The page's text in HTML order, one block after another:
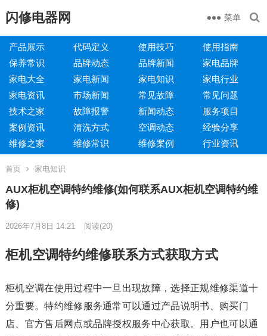
闪修电器网 菜单
产品展示 代码定义 使用技巧
使用指南
保养常识
品牌动态 品牌新闻
家电品牌
家电大全
家电新闻 家电知识
家电行业
家电资讯
市场新闻 常见故障
常见问题
技术之家
故障报警 新闻动态
服务项目
案例资讯
清洗方式 空调动态
经验分享
维修之家
维修常识 维修案例 行业资讯
首页 家电知识
AUX柜机空调特约维修(如何联系AUX柜机空调特约维
修)
2026年7月8日 14:21 阅读(20)
柜机空调特约维修联系方式获取方式
柜机空调在使用过程中一旦出现故障，选择正规维修渠道十
分重要。特约维修服务通常可以通过产品说明书、购买门
店、官方售后网点或品牌授权服务中心获取。用户也可以通